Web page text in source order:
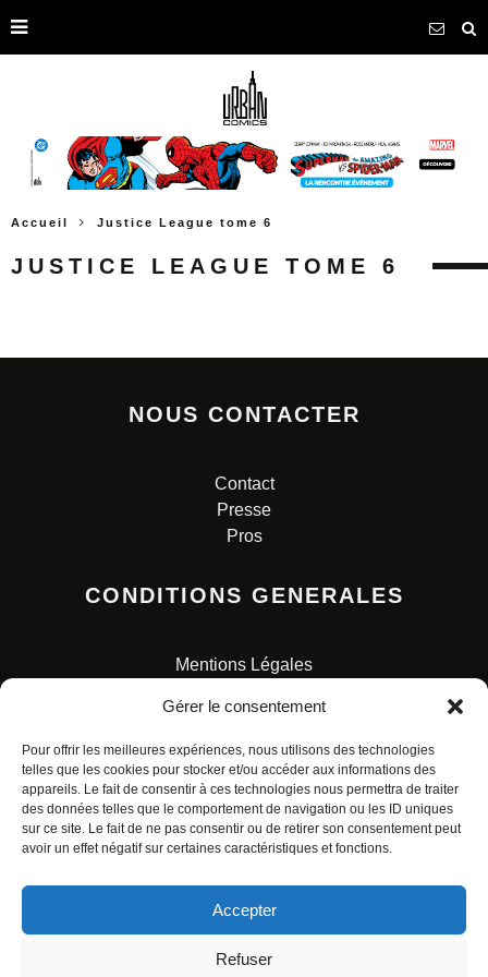
Gérer le consentement
Pour offrir les meilleures expériences, nous utilisons des technologies
telles que les cookies pour stocker et/ou accéder aux informations des
appareils. Le fait de consentir à ces technologies nous permettra de traiter
des données telles que le comportement de navigation ou les ID uniques
sur ce site. Le fait de ne pas consentir ou de retirer son consentement peut
avoir un effet négatif sur certaines caractéristiques et fonctions.
Accepter
Refuser
Accueil Justice League tome 6
JUSTICE LEAGUE TOME 6
NOUS CONTACTER
Contact
Presse
Pros
CONDITIONS GENERALES
Mentions Légales
Charte pour la protection des données personnelles
© ALL RIGHTS RESERVED. URBAN COMICS POUR LES